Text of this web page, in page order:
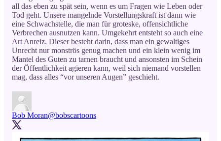
all das eben zu spät sein, wenn es um Fragen wie Leben oder
Tod geht. Unsere mangelnde Vorstellungskraft ist dann wie
eine Schwachstelle, die man für groteske, offensichtliche
Verbrechen ausnutzen kann. Umgekehrt entsteht so auch eine
Art Anreiz. Dieser besteht darin, dass man ein gewaltiges
Unrecht nur monströs genug machen und ein klein wenig im
Mantel des Guten zu tarnen braucht und ansonsten im Schein
der Öffentlichkeit agieren kann, weil sich niemand vorstellen
mag, dass alles “vor unseren Augen” geschieht.
Bob Moran@bobscartoons